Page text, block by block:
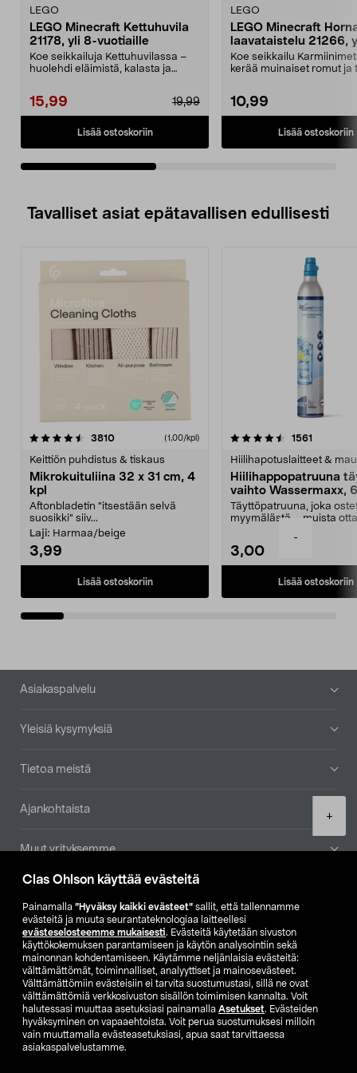
Clas Ohlson käyttää evästeitä
Painamalla ”Hyväksy kaikki evästeet” sallit, että tallennamme
evästeitä ja muuta seurantateknologiaa laitteellesi
evästeselosteemme mukaisesti. Evästeitä käytetään sivuston
käyttökokemuksen parantamiseen ja käytön analysointiin sekä
mainonnan kohdentamiseen. Käytämme neljänlaisia evästeitä:
välttämättömät, toiminnalliset, analyyttiset ja mainosevästeet.
Välttämättömiin evästeisiin ei tarvita suostumustasi, sillä ne ovat
välttämättömiä verkkosivuston sisällön toimimisen kannalta. Voit
halutessasi muuttaa asetuksiasi painamalla Asetukset. Evästeiden
hyväksyminen on vapaaehtoista. Voit perua suostumuksesi milloin
vain muuttamalla evästeasetuksiasi, apua saat tarvittaessa
asiakaspalvelustamme.
-
+
LEGO
LEGO Minecraft Kettuhuvila
21178, yli 8-vuotiaille
Koe seikkailuja Kettuhuvilassa –
huolehdi eläimistä, kalasta ja
19,99
15,99
Lisää ostoskoriin
LEGO
LEGO Minecraft
laavataistelu 21266,
vuotiaille
Koe seikkailu
kerää muinaiset romut ja
10,99
Lisää ostoskoriin
Tavalliset asiat epätavallisen edullisesti
3810arvostelut (1,00/kpl)
Keittiön puhdistus & tiskaus
Mikrokuituliina 32 x 31 cm, 4
kpl
Aftonbladetin "itsestään selvä
suosikki" siiv...
Laji: Harmaa/beige
3,99
Lisää ostoskoriin
4.5viidestä
1561
Hiilihapotuslaitteet &
Hiilihappopatruuna
vaihto Wassermaxx,
Täyttöpatruuna, joka
myymälästä – muista
3,00
Lisää ostoskoriin
4.5viidestä
Alatunniste
Asiakaspalvelu
Yleisiä kysymyksiä
Tietoa meistä
Ajankohtaista
Muut yrityksemme
Etsi myymälä
SE NO FI
FI SV